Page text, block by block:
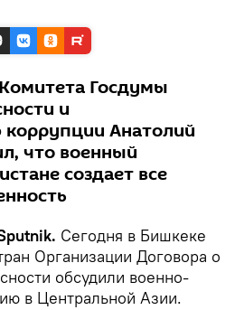
Госдумы
и
Анатолий
что военный
создает все
Сегодня в Бишкеке
Организации Договора о
обсудили военно-
в Центральной Азии.